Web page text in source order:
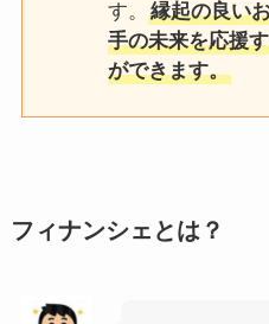
す。縁起の良い
手の未来を応援
ができます。
フィナンシェとは？